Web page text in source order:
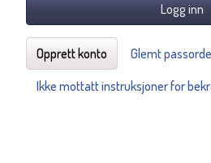
Logg inn
Opprett konto
Glemt
Ikke mottatt instruksjoner for